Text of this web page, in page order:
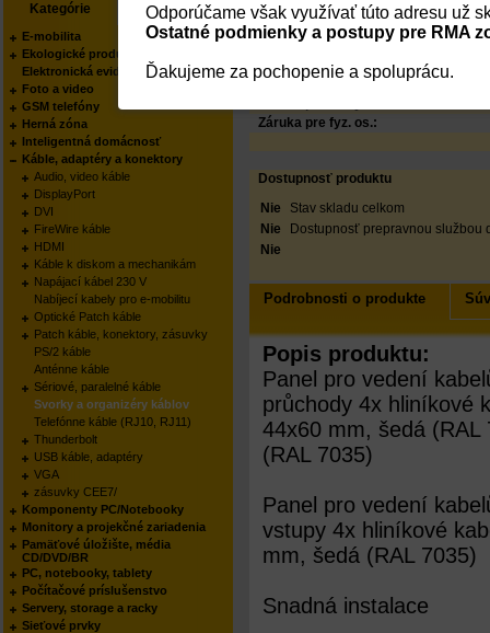
EAN Kód:
Výrobca:
Produkt manager:
Záruka pre fyz. os.:
Dostupnosť produktu
Nie
Nie
Nie
Stav skladu celkom
Dostupnosť prepravnou službou
Podrobnosti o produkte
Popis produktu:
Panel pro vedení
průchody 4x hliníkové
44x60 mm, šedá (RAL
(RAL 7035)
Panel pro vedení
vstupy 4x hliníkové
mm, šedá (RAL 7035)
Snadná instalace
Kategórie Výrobcovia
E-mobilita
Ekologické produkty
Elektronická evidencia tržieb
Foto a video
GSM telefóny
Herná zóna
Inteligentná domácnosť
Káble, adaptéry a konektory
Audio, video káble
DisplayPort
DVI
FireWire káble
HDMI
Káble k diskom a mechanikám
Napájací kábel 230 V
Nabíjecí kabely pro e-mobilitu
Optické Patch káble
Patch káble, konektory, zásuvky
PS/2 káble
Anténne káble
Sériové, paralelné káble
Svorky a organizéry káblov
Telefónne káble (RJ10, RJ11)
Thunderbolt
USB káble, adaptéry
VGA
zásuvky CEE7/
Komponenty PC/Notebooky
Monitory a projekčné zariadenia
Pamäťové úložište, média
CD/DVD/BR
PC, notebooky, tablety
Počítačové príslušenstvo
Servery, storage a racky
Sieťové prvky
Odporúčame však využívať túto adresu už
Ostatné podmienky a postupy pre RMA
Ďakujeme za pochopenie a spoluprácu.